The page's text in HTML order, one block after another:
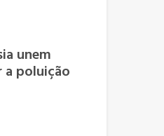
unem
a poluição